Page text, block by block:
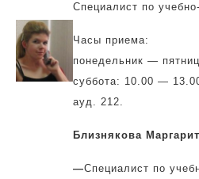
Специалист по
Часы приема:
понедельник —
суббота: 10.00 —
ауд. 212.
Близнякова
—Специалист по